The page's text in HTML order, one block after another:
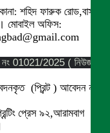
শহিদ ফারুক রোড,বাসা
মোবাইল অফিস:
নং 01021/2025 ( নিউজ
(প্রিন্ট ) আবেদন নং
প্রেস ৯২,আরামবাগ